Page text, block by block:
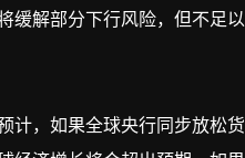
缓解部分下行风险，但不足以
计，如果全球央行同步放松货